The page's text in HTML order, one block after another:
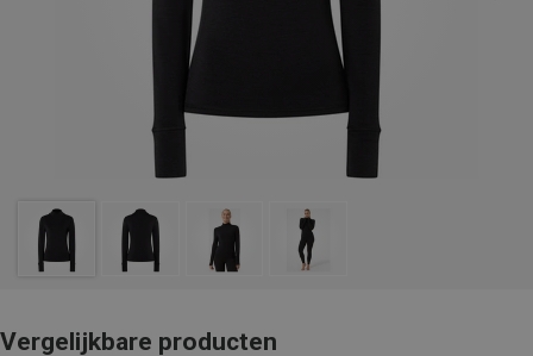
Vergelijkbare producten